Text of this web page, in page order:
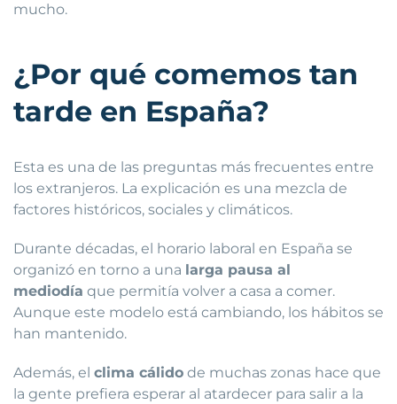
mucho.
¿Por qué comemos tan
tarde en España?
Esta es una de las preguntas más frecuentes entre
los extranjeros. La explicación es una mezcla de
factores históricos, sociales y climáticos.
Durante décadas, el horario laboral en España se
organizó en torno a una larga pausa al
mediodía que permitía volver a casa a comer.
Aunque este modelo está cambiando, los hábitos se
han mantenido.
Además, el clima cálido de muchas zonas hace que
la gente prefiera esperar al atardecer para salir a la